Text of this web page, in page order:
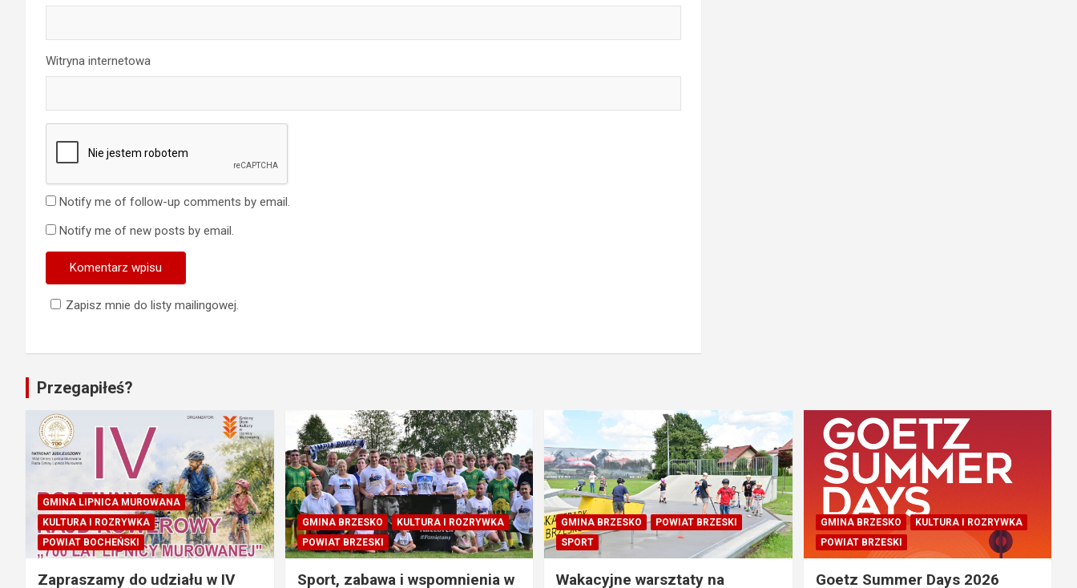
Witryna internetowa
Notify me of follow-up comments by email.
Notify me of new posts by email.
Zapisz mnie do listy mailingowej.
Przegapiłeś?
GMINA LIPNICA MUROWANA
KULTURA I ROZRYWKA
POWIAT BOCHEŃSKI
Zapraszamy do udziału w IV
GMINA BRZESKO
KULTURA I ROZRYWKA
POWIAT BRZESKI
Sport, zabawa i wspomnienia w
GMINA BRZESKO
POWIAT BRZESKI
SPORT
Wakacyjne warsztaty na
GMINA BRZESKO
KULTURA I ROZRYWKA
POWIAT BRZESKI
Goetz Summer Days 2026